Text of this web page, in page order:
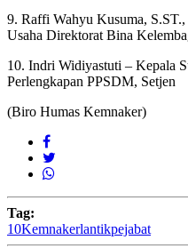
9. Raffi Wahyu Kusuma,
Usaha Direktorat Bina
10. Indri Widiyastuti – Kepala
Perlengkapan PPSDM, Setjen
(Biro Humas Kemnaker)
Tag:
10Kemnakerlantikpejabat